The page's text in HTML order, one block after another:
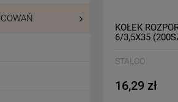
KOŁEK
6/3,5X35
STALCO
16,29 zł